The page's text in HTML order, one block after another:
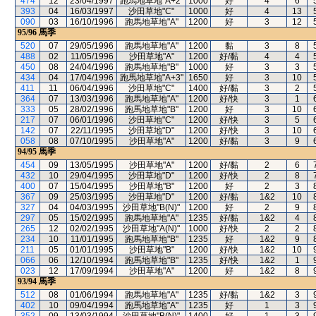
393
04 16/03/1997 沙田草地"C" 1000 好 4 13
090
03 16/10/1996 跑馬地草地"A" 1200 好 3 12
95/96 馬季
520
07 29/05/1996 跑馬地草地"A" 1200 黏 3 8
488
02 11/05/1996 沙田草地"A" 1200 好/黏 4 4
450
08 24/04/1996 跑馬地草地"B" 1000 好 3 3
434
04 17/04/1996 跑馬地草地"A+3" 1650 好 3 10
411
11 06/04/1996 沙田草地"C" 1400 好/黏 3 2
364
07 13/03/1996 跑馬地草地"A" 1200 好/快 3 1
333
05 28/02/1996 跑馬地草地"B" 1200 好 3 10
217
07 06/01/1996 沙田草地"C" 1200 好/快 3 5
142
07 22/11/1995 沙田草地"D" 1200 好/快 3 10
058
08 07/10/1995 沙田草地"A" 1200 好/黏 3 9
94/95 馬季
454
09 13/05/1995 沙田草地"A" 1200 好/黏 2 6
432
10 29/04/1995 沙田草地"D" 1200 好/快 2 8
400
07 15/04/1995 沙田草地"B" 1200 好 2 3
367
09 25/03/1995 沙田草地"D" 1200 好/黏 1&2 10
327
04 04/03/1995 沙田草地"B(N)" 1200 好 2 9
297
05 15/02/1995 跑馬地草地"A" 1235 好/黏 1&2 4
265
12 02/02/1995 沙田草地"A(N)" 1000 好/快 2 2
234
10 11/01/1995 跑馬地草地"B" 1235 好 1&2 9
211
05 01/01/1995 沙田草地"B" 1200 好/快 1&2 10
066
06 12/10/1994 跑馬地草地"B" 1235 好/快 1&2 1
023
12 17/09/1994 沙田草地"A" 1200 好 1&2 8
93/94 馬季
512
08 01/06/1994 跑馬地草地"A" 1235 好/黏 1&2 3
402
10 09/04/1994 跑馬地草地"A" 1235 好 1 3